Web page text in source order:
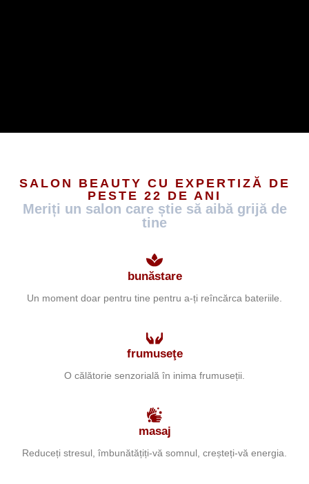
SALON BEAUTY CU EXPERTIZĂ DE
PESTE 22 DE ANI
Meriți un salon care știe să aibă grijă de
tine
bunăstare
Un moment doar pentru tine pentru a-ți reîncărca bateriile.
frumuseţe
O călătorie senzorială în inima frumuseții.
masaj
Reduceți stresul, îmbunătățiți-vă somnul, creșteți-vă energia.